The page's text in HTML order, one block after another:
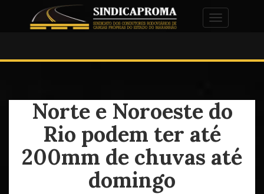
Alternar
Norte e Noroeste do
Rio podem ter até
200mm de chuvas até
domingo